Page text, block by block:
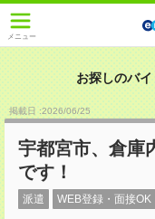
メニュー
お探しのバイ
掲載日 :2026/06/25
宇都宮市、倉庫
です！
派遣 WEB登録・面接OK